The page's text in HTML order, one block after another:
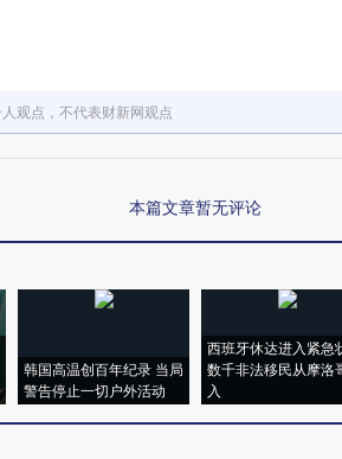
观点，不代表财新网观点
本篇文章暂无评论
韩国高温创百年纪录 当局
警告停止一切户外活动
西班牙休达进入紧急
数千非法移民从摩洛
入